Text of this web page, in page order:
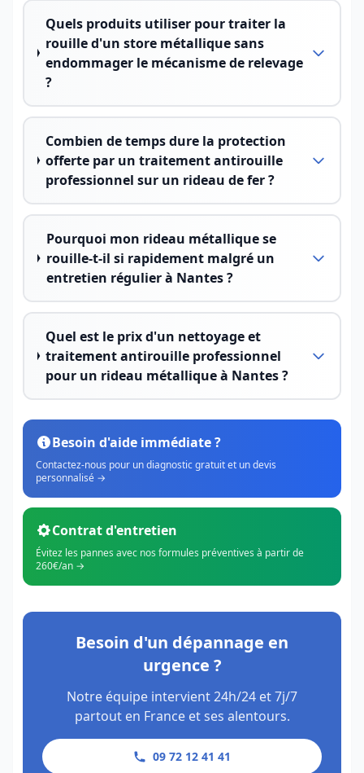
Quels produits utiliser pour traiter la
rouille d'un store métallique sans
endommager le mécanisme de relevage
?
Combien de temps dure la protection
offerte par un traitement antirouille
professionnel sur un rideau de fer ?
Pourquoi mon rideau métallique se
rouille-t-il si rapidement malgré un
entretien régulier à Nantes ?
Quel est le prix d'un nettoyage et
traitement antirouille professionnel
pour un rideau métallique à Nantes ?
Besoin d'aide immédiate ?
Contactez-nous pour un diagnostic gratuit et un devis
personnalisé →
Contrat d'entretien
Évitez les pannes avec nos formules préventives à partir de
260€/an →
Besoin d'un dépannage en
urgence ?
Notre équipe intervient 24h/24 et 7j/7
partout en France et ses alentours.
09 72 12 41 41